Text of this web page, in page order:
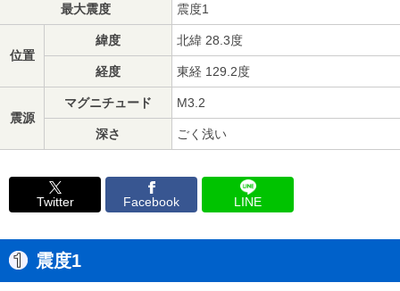
最大震度 震度1
位置
緯度 北緯 28.3度
経度 東経 129.2度
震源
マグニチュード M3.2
深さ ごく浅い
Twitter Facebook LINE
震度1